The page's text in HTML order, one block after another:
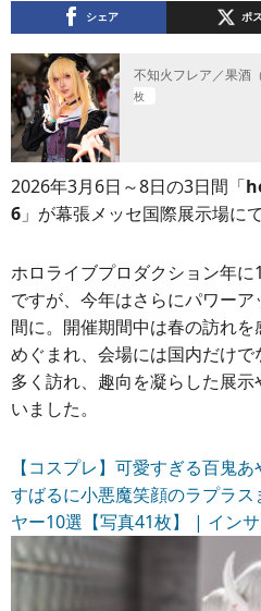
シェア ポ
不知火フレア／果酒
枚
2026年3月6日～8日の3日間「
6 」が幕張メッセ国際展示場に
ホロライブプロダクション年
ですが、今年はさらにパワー
間に。開催期間中は春の訪れ
めぐまれ、会場には国内だけ
多く訪れ、趣向を凝らした展
いました。
【コスプレ】可愛すぎる百鬼
すばるに小悪魔笑顔のラプラス
ヤー10選【写真41枚】 | イン